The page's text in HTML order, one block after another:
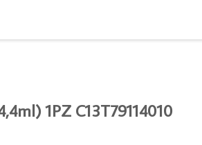
1PZ C13T79114010